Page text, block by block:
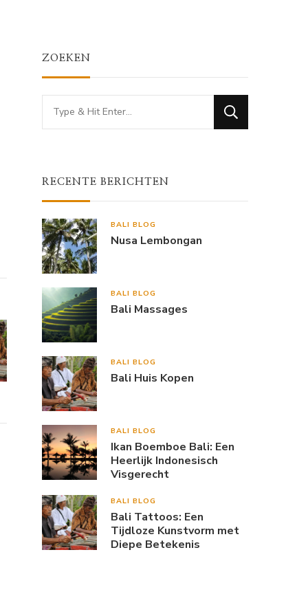
ZOEKEN
Looking
for
RECENTE BERICHTEN
BALI BLOG
Nusa Lembongan
BALI BLOG
Bali Massages
BALI BLOG
Bali Huis Kopen
BALI BLOG
Ikan Boemboe Bali: Een
Heerlijk Indonesisch
Visgerecht
BALI BLOG
Bali Tattoos: Een
Tijdloze Kunstvorm met
Diepe Betekenis